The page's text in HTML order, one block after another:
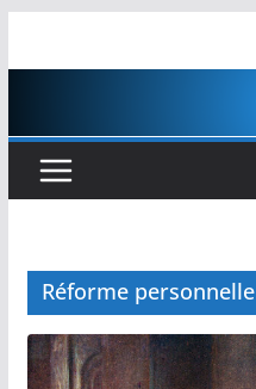
Réforme personnelle